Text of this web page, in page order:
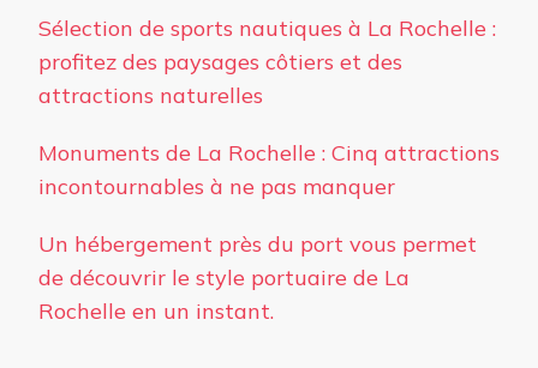
Sélection de sports nautiques à La Rochelle :
profitez des paysages côtiers et des
attractions naturelles
Monuments de La Rochelle : Cinq attractions
incontournables à ne pas manquer
Un hébergement près du port vous permet
de découvrir le style portuaire de La
Rochelle en un instant.